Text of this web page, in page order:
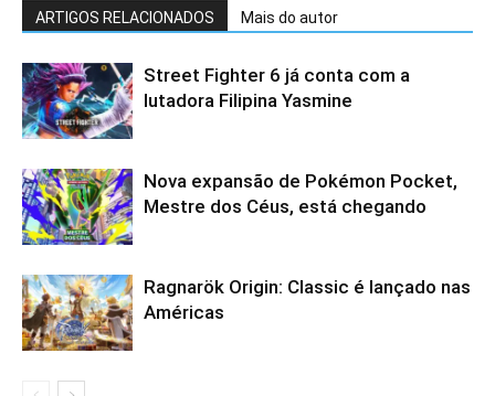
ARTIGOS RELACIONADOS Mais do autor
Street Fighter 6 já conta com a
lutadora Filipina Yasmine
Nova expansão de Pokémon Pocket,
Mestre dos Céus, está chegando
Ragnarök Origin: Classic é lançado nas
Américas